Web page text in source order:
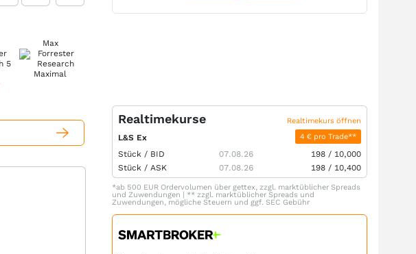
Max
Realtimekurse Realtimekurs öffnen
L&S Ex 4 € pro Trade**
Stück / BID 07.08.26 198 / 10,000
Stück / ASK 07.08.26 198 / 10,400
*ab 500 EUR Ordervolumen über gettex, zzgl. marktüblicher Spreads
und Zuwendungen | ** zzgl. marktüblicher Spreads und
Zuwendungen, mögliche Steuern und ggf. SEC Gebühr